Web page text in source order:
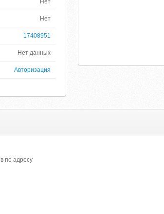
Нет
Нет
17408951
Нет данных
Авторизация
по адресу